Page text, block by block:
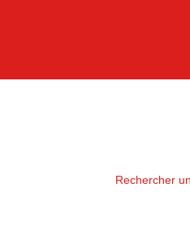
Rechercher